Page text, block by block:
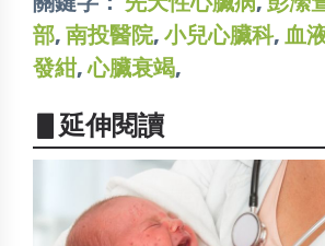
部, 南投醫院, 小兒心臟科, 血
發紺,心臟衰竭,
▋延伸閱讀